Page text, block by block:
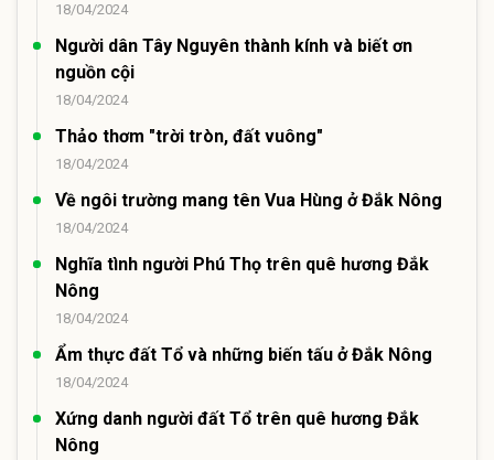
18/04/2024
Người dân Tây Nguyên thành kính và biết ơn
nguồn cội
18/04/2024
Thảo thơm "trời tròn, đất vuông"
18/04/2024
Về ngôi trường mang tên Vua Hùng ở Đắk Nông
18/04/2024
Nghĩa tình người Phú Thọ trên quê hương Đắk
Nông
18/04/2024
Ẩm thực đất Tổ và những biến tấu ở Đắk Nông
18/04/2024
Xứng danh người đất Tổ trên quê hương Đắk
Nông